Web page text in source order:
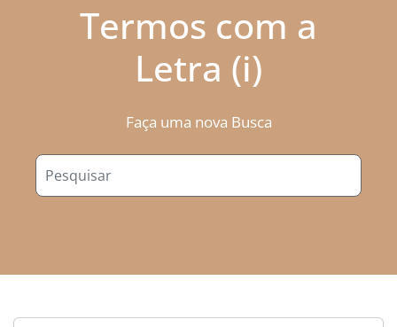
Termos com a
Letra (i)
Faça uma nova Busca